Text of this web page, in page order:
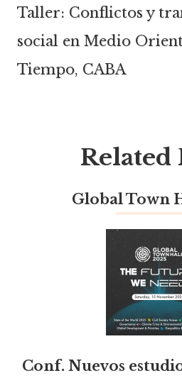
entradas
Taller: Conflictos y
social en Medio
Tiempo, CABA
Related
Global Town
Conf. Nuevos